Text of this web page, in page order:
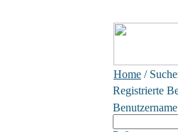
Home /
Registrierte